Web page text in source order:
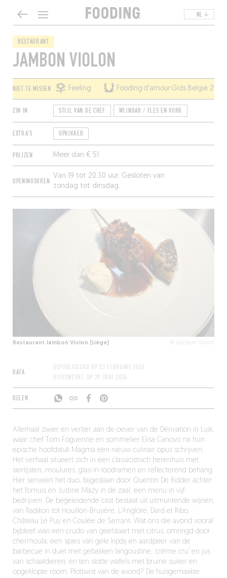
NL
RESTAURANT
JAMBON VIOLON
NIET TE MISSEN Feeling Fooding d’amour Gids België 2026
ZIN IN STIJL VAN DE CHEF WIJNBAR / FLES EN VORK
EXTRA'S OPKIKKER
PRIJZEN Meer dan € 51
OPENINGSUREN
Van 19 tot 20.30 uur. Gesloten van
zondag tot dinsdag.
Restaurant Jambon Violon (Liège) © Jambon Violon
DATA
GEPUBLICEERD OP 23 FEBRUARI 2026
BIJGEWERKT OP 29 JUNI 2026
DELEN
Allemaal zwier en vertier aan de oever van de Dérivation in Luik,
waar chef Tom Foguenne en sommelier Elisa Canovo na hun
epische hoofdstuk Magma een nieuw culinair opus schrijven.
Het verhaal situeert zich in een classicistisch herenhuis met
sierlijsten, moulures, glas-in-loodramen en reflecterend behang.
Hier serveert het duo, bijgestaan door Quentin De Ridder achter
het fornuis en Justine Mazy in de zaal, een menu in vijf
bedrijven. De begeleidende cast bestaat uit uitmuntende wijnen,
van Radikon tot Houillon-Bruyère, L’Anglore, Dard et Ribo,
Château Le Puy en Coulée de Serrant. Wat ons die avond vooral
bijbleef was een crudo van geelstaart met citrus, omringd door
chermoula, een spies van gele kipdij en aardpeer van de
barbecue in duet met gebakken langoustine, ‘crème cru’ en jus
van schaaldieren; en ten slotte wafels met bruine suiker en
opgeklopte room. Plottwist van de avond? De huisgemaakte